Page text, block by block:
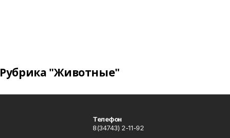
Рубрика "Животные"
Телефон
8(34743) 2-11-92